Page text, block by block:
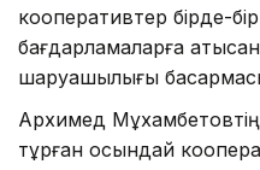
кооперативтер бірде-
бағдарламаларға
шаруашылығы
Архимед Мұхамбетовтің
тұрған осындай